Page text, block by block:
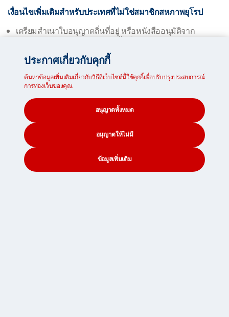
เงื่อนไขเพิ่มเติมสำหรับประเทศที่ไม่ใช่สมาชิกสหภาพยุโรป
เตรียมสำเนาใบอนุญาตถิ่นที่อยู่ หรือหนังสืออนุมัติจาก
จัดทำสัญญาจ้างงานที่มีการลงนามโดยนายจ้างชาวสวิส
เจ้าหน้าที่ศุลกากรของสวิสเซอร์แลนด์อาจขอเอกสารเพิ่มเติม
เช่น หลักฐานว่าคุณได้ออกจากถิ่นที่อยู่ต่างประเทศแล้ว นักเรียน
สามารถนำเข้าสิ่งของของนักเรียน และครัวเรือนได้โดยไม่ต้อง
เสียภาษี แม้ว่าพวกเขาจะไม่ได้ย้ายไปตั้งถิ่นฐานใหม่ในสวิตเซอร์
แลนด์ก็ตาม
ข้อมูลเพิ่มเติมเกี่ยวกับการจัดส่งสิ่งของ
ไปยังสวิตเซอร์แลนด์
ประกาศเกี่ยวกับคุกกี้
ค้นหาข้อมูลเพิ่มเติมเกี่ยวกับวิธีที่เว็บไซต์นี้ใช้คุกกี้เพื่อปรับปรุงประสบการณ์
การท่องเว็บของคุณ
อนุญาตทั้งหมด
อนุญาตให้ไม่มี
ข้อมูลเพิ่มเติม